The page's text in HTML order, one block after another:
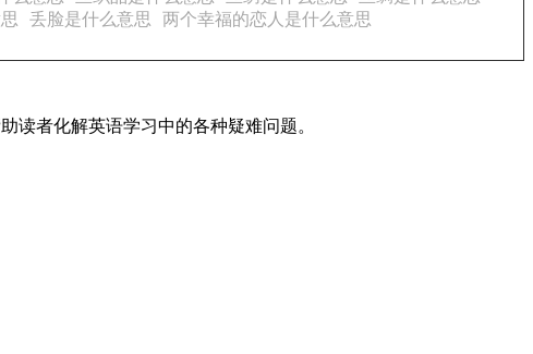
丢脸是什么意思
两个幸福的恋人是什么意思
读者化解英语学习中的各种疑难问题。